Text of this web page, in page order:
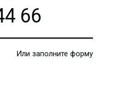
66
Или заполните форму